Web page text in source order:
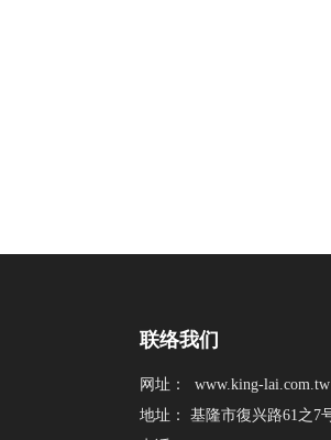
联络我们
网址：www.king-lai.com.tw
地址： 基隆市復兴路61之7